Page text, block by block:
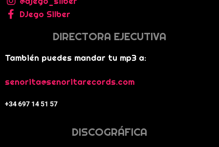
DJego Silber
DIRECTORA EJECUTIVA
También puedes mandar tu mp3 a:
senorita@senoritarecords.com
+34 697 14 51 57
DISCOGRÁFICA